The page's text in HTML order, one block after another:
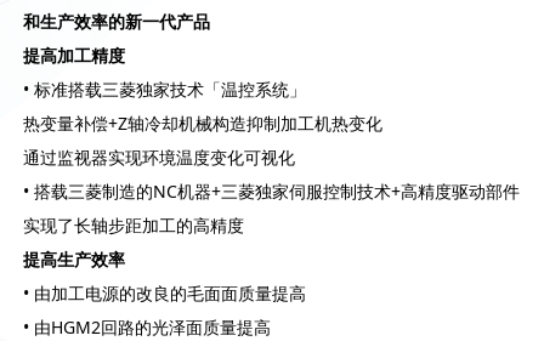
和生产效率的新一代产品
提高加工精度
• 标准搭载三菱独家技术「温控系统」
热变量补偿+Z轴冷却机械构造抑制加工机热变化
通过监视器实现环境温度变化可视化
• 搭载三菱制造的NC机器+三菱独家伺服控制技术+高精度驱动部件
实现了长轴步距加工的高精度
提高生产效率
• 由加工电源的改良的毛面面质量提高
• 由HGM2回路的光泽面质量提高